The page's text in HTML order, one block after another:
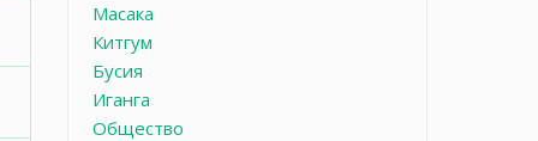
Масака
Китгум
Бусия
Иганга
Общество